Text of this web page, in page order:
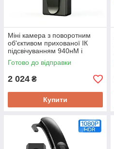
Міні камера з поворотним
об'єктивом прихованої ІК
підсвічуванням 940нМ і
диктофоном BOBLOV A7IR
FullHD 1080P
Готово до відправки
2 024 ₴
Купити